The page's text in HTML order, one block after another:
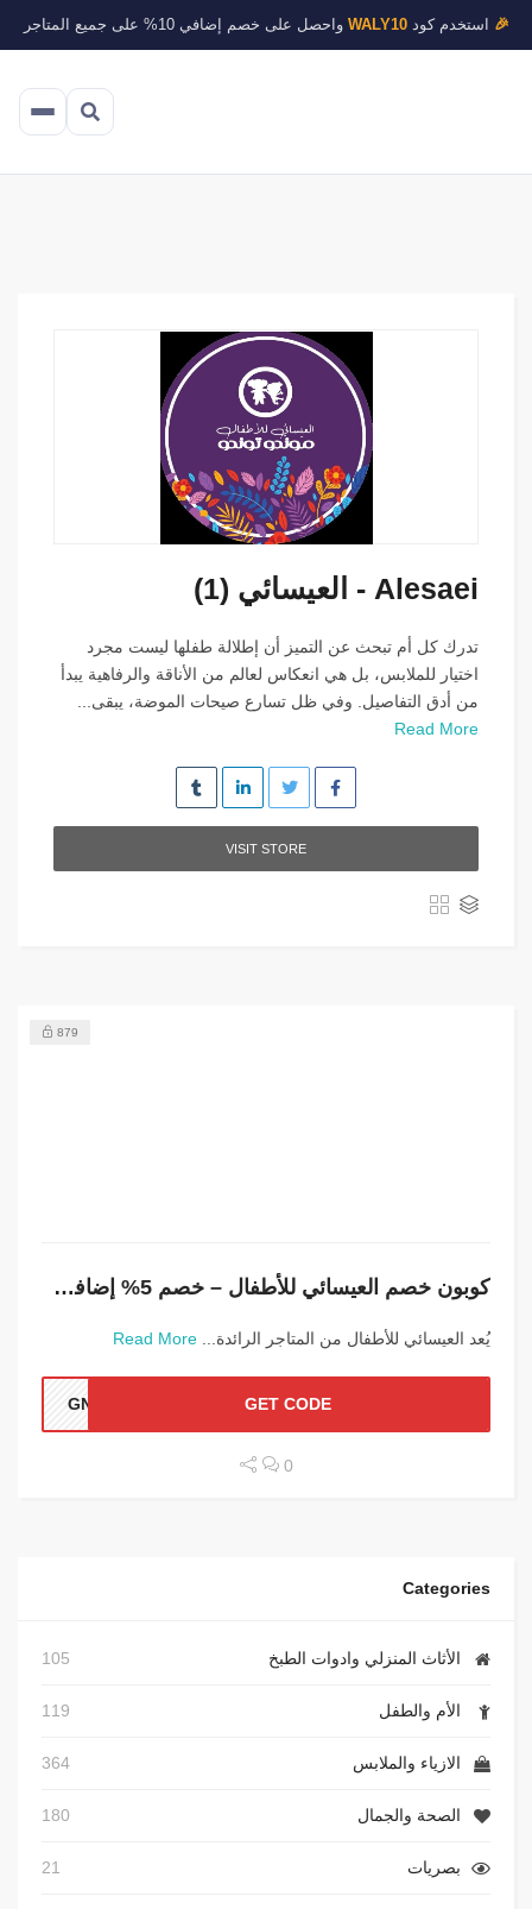
🎉 استخدم كودWALY10 واحصل على خصم إضافي 10% على جميع المتاجر
Alesaei - العيسائي (1)
تدرك كل أم تبحث عن التميز أن إطلالة طفلها ليست مجرد
اختيار للملابس، بل هي انعكاس لعالم من الأناقة والرفاهية يبدأ
من أدق التفاصيل. وفي ظل تسارع صيحات الموضة، يبقى...
Read More
VISIT STORE
879
كوبون خصم العيسائي للأطفال – خصم 5% إضافي إلى خصومات المتجر
يُعد العيسائي للأطفال من المتاجر الرائدة... Read More
GET CODE
0
Categories
الأثاث المنزلي وادوات الطبخ 105
الأم والطفل 119
الازياء والملابس 364
الصحة والجمال 180
بصريات 21